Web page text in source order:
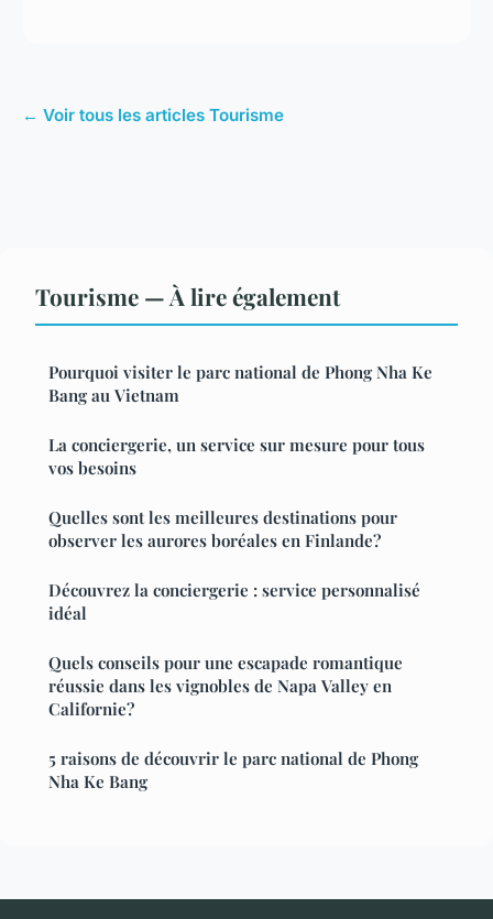
← Voir tous les articles Tourisme
Tourisme — À lire également
Pourquoi visiter le parc national de Phong Nha Ke
Bang au Vietnam
La conciergerie, un service sur mesure pour tous
vos besoins
Quelles sont les meilleures destinations pour
observer les aurores boréales en Finlande?
Découvrez la conciergerie : service personnalisé
idéal
Quels conseils pour une escapade romantique
réussie dans les vignobles de Napa Valley en
Californie?
5 raisons de découvrir le parc national de Phong
Nha Ke Bang